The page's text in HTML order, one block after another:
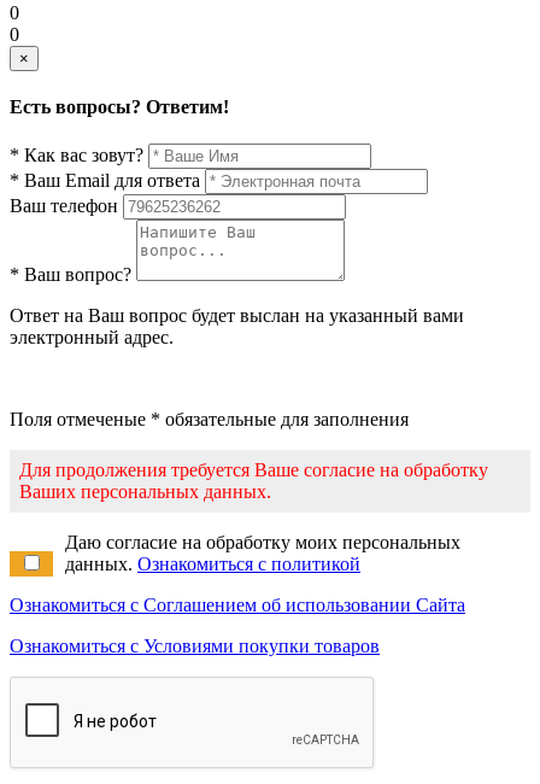
0
0
×
Есть вопросы? Ответим!
* Как вас зовут?
* Ваш Email для ответа
Ваш телефон
* Ваш вопрос?
Ответ на Ваш вопрос будет выслан на указанный вами
электронный адрес.
Поля отмеченые * обязательные для заполнения
Для продолжения требуется Ваше согласие на обработку
Ваших персональных данных.
Даю согласие на обработку моих персональных
данных. Ознакомиться с политикой
Ознакомиться с Соглашением об использовании Сайта
Ознакомиться с Условиями покупки товаров